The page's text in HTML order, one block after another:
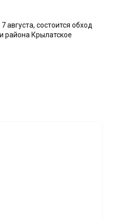
августа, состоится обход
района Крылатское